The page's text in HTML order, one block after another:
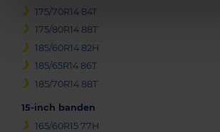
175/70R14 84T
175/80R14 88T
185/60R14 82H
185/65R14 86T
185/70R14 88T
15-inch banden
165/60R15 77H